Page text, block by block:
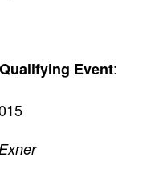
Event: